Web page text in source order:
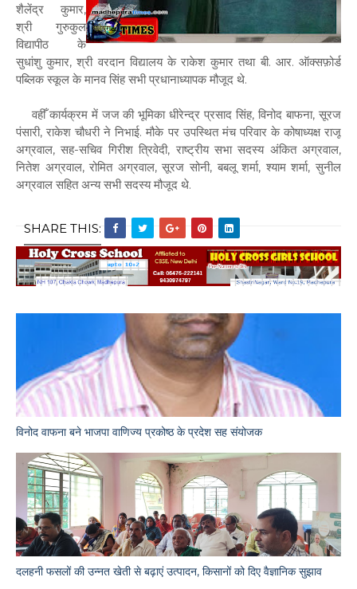
शैलेंद्र कुमार,
श्री गुरुकुल
विद्यापीठ के
सुधांशु कुमार, श्री वरदान विद्यालय के राकेश कुमार तथा बी. आर. ऑक्सफ़ोर्ड
पब्लिक स्कूल के मानव सिंह सभी प्रधानाध्यापक मौजूद थे.
वहीँ कार्यक्रम में जज की भूमिका धीरेन्द्र प्रसाद सिंह, विनोद बाफना, सूरज
पंसारी, राकेश चौधरी ने निभाई. मौके पर उपस्थित मंच परिवार के कोषाध्यक्ष राजू
अग्रवाल, सह-सचिव गिरीश त्रिवेदी, राष्ट्रीय सभा सदस्य अंकित अग्रवाल,
नितेश अग्रवाल, रोमित अग्रवाल, सूरज सोनी, बबलू शर्मा, श्याम शर्मा, सुनील
अग्रवाल सहित अन्य सभी सदस्य मौजूद थे.
SHARE THIS:
विनोद वाफना बने भाजपा वाणिज्य प्रकोष्ठ के प्रदेश सह संयोजक
दलहनी फसलों की उन्नत खेती से बढ़ाएं उत्पादन, किसानों को दिए वैज्ञानिक सुझाव